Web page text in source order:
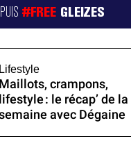
#FREE GLEIZES
Lifestyle
Maillots, crampons,
lifestyle : le récap’ de la
avec Dégaine